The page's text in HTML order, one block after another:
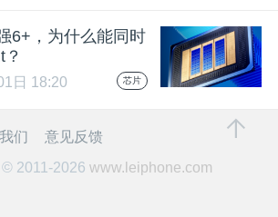
6+，为什么能同时
日 18:20 芯片
们
意见反馈
2011-2026 www.leiphone.com